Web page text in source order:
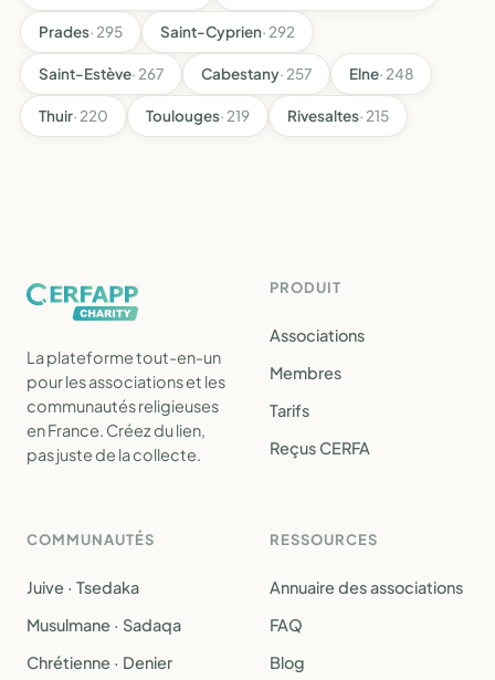
Prades· 295 Saint-Cyprien· 292
Saint-Estève· 267 Cabestany· 257 Elne· 248
Thuir· 220 Toulouges· 219 Rivesaltes· 215
La plateforme tout-en-un
pour les associations et les
communautés religieuses
en France. Créez du lien,
pas juste de la collecte.
PRODUIT
Associations
Membres
Tarifs
Reçus CERFA
COMMUNAUTÉS
Juive · Tsedaka
Musulmane · Sadaqa
Chrétienne · Denier
RESSOURCES
Annuaire des associations
FAQ
Blog